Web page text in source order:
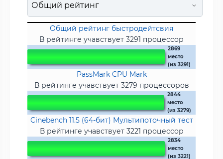
Общий рейтинг быстродейтсвия
В рейтинге учавствует 3291 процессор
2869
место
(из 3291)
PassMark CPU Mark
В рейтинге учавствует 3279 процессоров
2844
место
(из 3279)
Cinebench 11.5 (64-бит) Мультипоточный тест
В рейтинге учавствует 3221 процессор
2834
место
(из 3221)